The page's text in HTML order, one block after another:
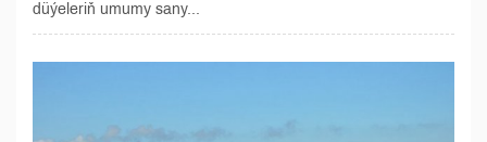
düýeleriň umumy sany...